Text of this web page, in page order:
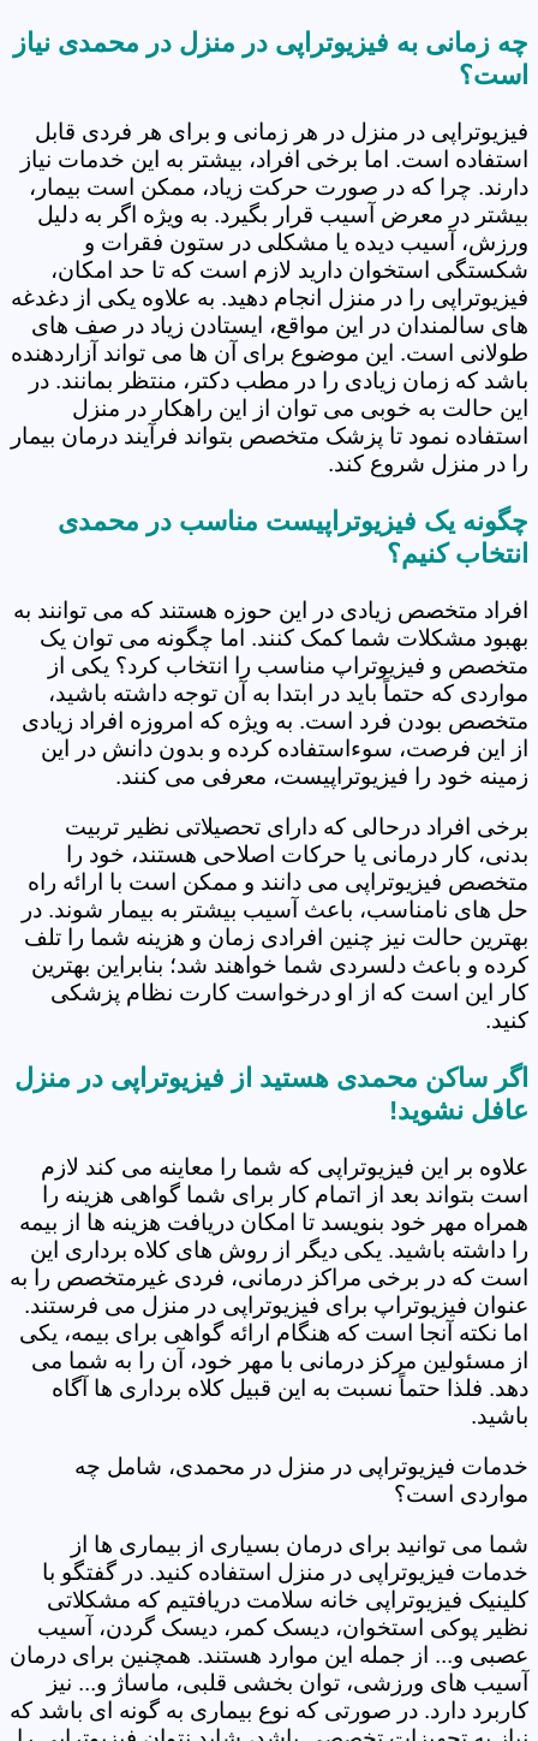
چه زمانی به فیزیوتراپی در منزل در محمدی نیاز
است؟
فیزیوتراپی در منزل در هر زمانی و برای هر فردی قابل
استفاده است. اما برخی افراد، بیشتر به این خدمات نیاز
دارند. چرا که در صورت حرکت زیاد، ممکن است بیمار،
بیشتر در معرض آسیب قرار بگیرد. به ویژه اگر به دلیل
ورزش، آسیب دیده یا مشکلی در ستون فقرات و
شکستگی استخوان دارید لازم است که تا حد امکان،
فیزیوتراپی را در منزل انجام دهید. به علاوه یکی از دغدغه
های سالمندان در این مواقع، ایستادن زیاد در صف های
طولانی است. این موضوع برای آن ها می تواند آزاردهنده
باشد که زمان زیادی را در مطب دکتر، منتظر بمانند. در
این حالت به خوبی می توان از این راهکار در منزل
استفاده نمود تا پزشک متخصص بتواند فرآیند درمان بیمار
را در منزل شروع کند.
چگونه یک فیزیوتراپیست مناسب در محمدی
انتخاب کنیم؟
افراد متخصص زیادی در این حوزه هستند که می توانند به
بهبود مشکلات شما کمک کنند. اما چگونه می توان یک
متخصص و فیزیوتراپ مناسب را انتخاب کرد؟ یکی از
مواردی که حتماً باید در ابتدا به آن توجه داشته باشید،
متخصص بودن فرد است. به ویژه که امروزه افراد زیادی
از این فرصت، سوءاستفاده کرده و بدون دانش در این
زمینه خود را فیزیوتراپیست، معرفی می کنند.
برخی افراد درحالی که دارای تحصیلاتی نظیر تربیت
بدنی، کار درمانی یا حرکات اصلاحی هستند، خود را
متخصص فیزیوتراپی می دانند و ممکن است با ارائه راه
حل های نامناسب، باعث آسیب بیشتر به بیمار شوند. در
بهترین حالت نیز چنین افرادی زمان و هزینه شما را تلف
کرده و باعث دلسردی شما خواهند شد؛ بنابراین بهترین
کار این است که از او درخواست کارت نظام پزشکی
کنید.
اگر ساکن محمدی هستید از فیزیوتراپی در منزل
عافل نشوید!
علاوه بر این فیزیوتراپی که شما را معاینه می کند لازم
است بتواند بعد از اتمام کار برای شما گواهی هزینه را
همراه مهر خود بنویسد تا امکان دریافت هزینه ها از بیمه
را داشته باشید. یکی دیگر از روش های کلاه برداری این
است که در برخی مراکز درمانی، فردی غیرمتخصص را به
عنوان فیزیوتراپ برای فیزیوتراپی در منزل می فرستند.
اما نکته آنجا است که هنگام ارائه گواهی برای بیمه، یکی
از مسئولین مرکز درمانی با مهر خود، آن را به شما می
دهد. فلذا حتماً نسبت به این قبیل کلاه برداری ها آگاه
باشید.
خدمات فیزیوتراپی در منزل در محمدی، شامل چه
مواردی است؟
شما می توانید برای درمان بسیاری از بیماری ها از
خدمات فیزیوتراپی در منزل استفاده کنید. در گفتگو با
کلینیک فیزیوتراپی خانه سلامت دریافتیم که مشکلاتی
نظیر پوکی استخوان، دیسک کمر، دیسک گردن، آسیب
عصبی و... از جمله این موارد هستند. همچنین برای درمان
آسیب های ورزشی، توان بخشی قلبی، ماساژ و... نیز
کاربرد دارد. در صورتی که نوع بیماری به گونه ای باشد که